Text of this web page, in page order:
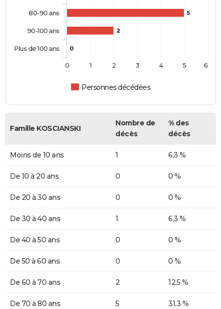
5
2
0
Personnes décédées
80-90 ans
90-100 ans
Plus de 100 ans
0 1 2 3 4 5 6
Famille KOSCIANSKI
Nombre de
décès
% des
décès
Moins de 10 ans 1 6,3 %
De 10 à 20 ans 0 0 %
De 20 à 30 ans 0 0 %
De 30 à 40 ans 1 6,3 %
De 40 à 50 ans 0 0 %
De 50 à 60 ans 0 0 %
De 60 à 70 ans 2 12,5 %
De 70 à 80 ans 5 31,3 %